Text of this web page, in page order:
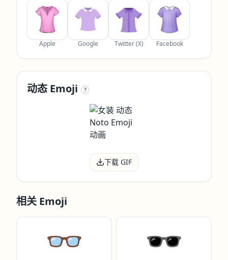
Apple Google Twitter (X) Facebook
动态 Emoji ?
下载 GIF
相关 Emoji
👓️ 🕶️